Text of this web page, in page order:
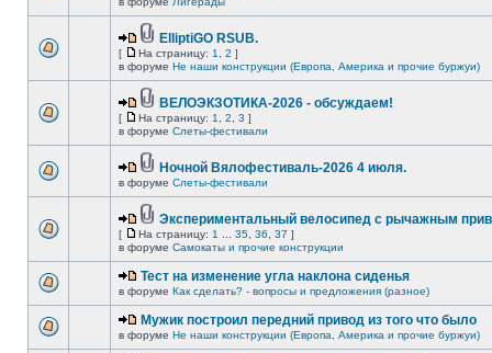
ElliptiGO RSUB.
[ На страницу: 1 2 ]
в форуме Не наши конструкции (Европа, Америка и прочие буржуи)
ВЕЛОЭКЗОТИКА-2026 - обсуждаем!
[ На страницу: 1 2 3 ]
в форуме Слеты-фестивали
Ночной Вялофестиваль-2026 4 июля.
в форуме Слеты-фестивали
Экспериментальный велосипед с рычажным
[ На страницу: 1 35 36 37 ]
в форуме Самокаты и прочие конструкции
Тест на изменение угла наклона сиденья
в форуме Как сделать? - вопросы и предложения (разное)
Мужик построил передний привод из того что было
в форуме Не наши конструкции (Европа, Америка и прочие буржуи)